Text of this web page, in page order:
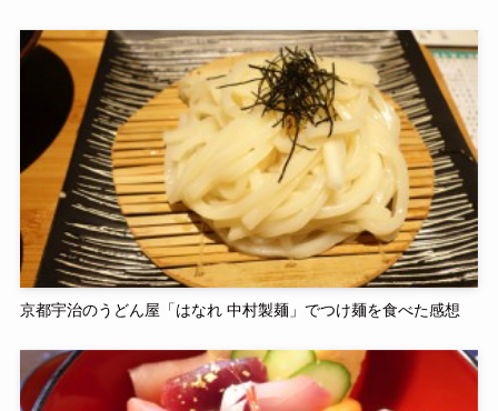
京都宇治のうどん屋「はなれ 中村製麺」でつけ麺を食べた感想